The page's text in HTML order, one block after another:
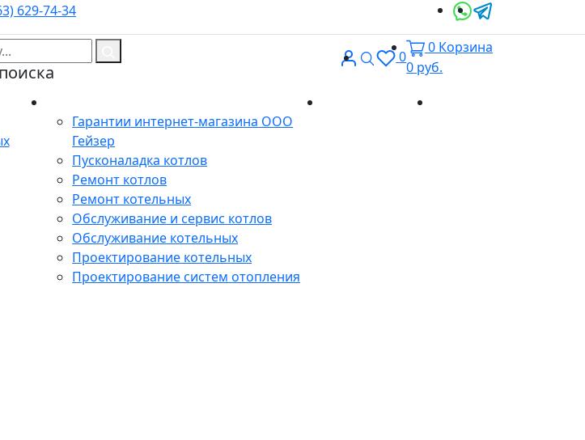
629-74-34
ВходПоиск
0
0 Корзина
0 руб.
Гарантии интернет-магазина ООО
Гейзер
Пусконаладка котлов
Ремонт котлов
Ремонт котельных
Обслуживание и сервис котлов
Обслуживание котельных
Проектирование котельных
Проектирование систем отопления